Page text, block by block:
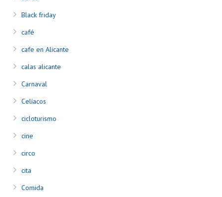
Black friday
café
cafe en Alicante
calas alicante
Carnaval
Celíacos
cicloturismo
cine
circo
cita
Comida